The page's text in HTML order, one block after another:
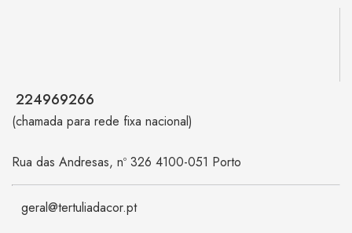
224969266
(chamada para rede fixa nacional)
Rua das Andresas, nº 326 4100-051 Porto
geral@tertuliadacor.pt